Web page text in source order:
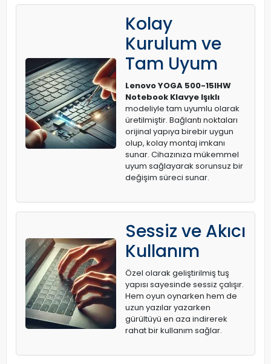
Kolay
Kurulum ve
Tam Uyum
Lenovo YOGA 500-15IHW
Notebook Klavye Işıklı
modeliyle tam uyumlu olarak
üretilmiştir. Bağlantı noktaları
orijinal yapıya birebir uygun
olup, kolay montaj imkanı
sunar. Cihazınıza mükemmel
uyum sağlayarak sorunsuz bir
değişim süreci sunar.
Sessiz ve Akıcı
Kullanım
Özel olarak geliştirilmiş tuş
yapısı sayesinde sessiz çalışır.
Hem oyun oynarken hem de
uzun yazılar yazarken
gürültüyü en aza indirerek
rahat bir kullanım sağlar.